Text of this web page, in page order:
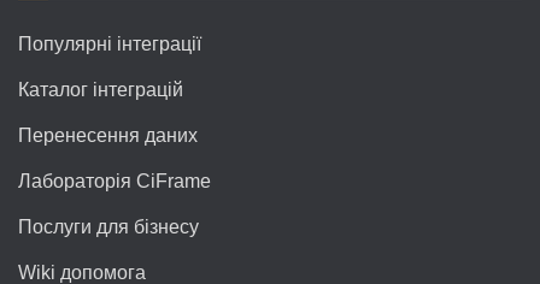
Популярні інтеграції
Каталог інтеграцій
Перенесення даних
Лабораторія CiFrame
Послуги для бізнесу
Wiki допомога